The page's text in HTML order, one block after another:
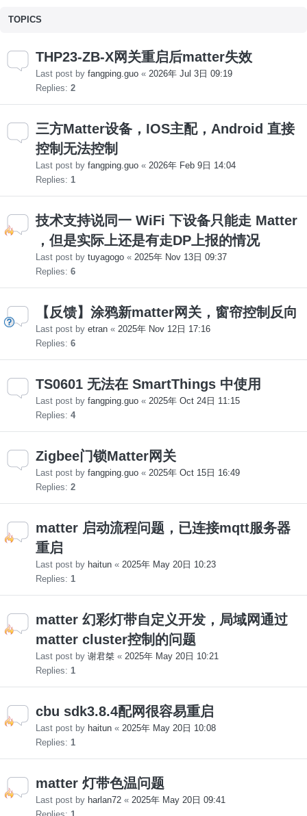
TOPICS
THP23-ZB-X网关重启后matter失效
Last post by fangping.guo « 2026年 Jul 3日 09:19
Replies: 2
三方Matter设备，IOS主配，Android 直接
控制无法控制
Last post by fangping.guo « 2026年 Feb 9日 14:04
Replies: 1
技术支持说同一 WiFi 下设备只能走 Matter
，但是实际上还是有走DP上报的情况
Last post by tuyagogo « 2025年 Nov 13日 09:37
Replies: 6
【反馈】涂鸦新matter网关，窗帘控制反向
Last post by etran « 2025年 Nov 12日 17:16
Replies: 6
TS0601 无法在 SmartThings 中使用
Last post by fangping.guo « 2025年 Oct 24日 11:15
Replies: 4
Zigbee门锁Matter网关
Last post by fangping.guo « 2025年 Oct 15日 16:49
Replies: 2
matter 启动流程问题，已连接mqtt服务器
重启
Last post by haitun « 2025年 May 20日 10:23
Replies: 1
matter 幻彩灯带自定义开发，局域网通过
matter cluster控制的问题
Last post by 谢君桀 « 2025年 May 20日 10:21
Replies: 1
cbu sdk3.8.4配网很容易重启
Last post by haitun « 2025年 May 20日 10:08
Replies: 1
matter 灯带色温问题
Last post by harlan72 « 2025年 May 20日 09:41